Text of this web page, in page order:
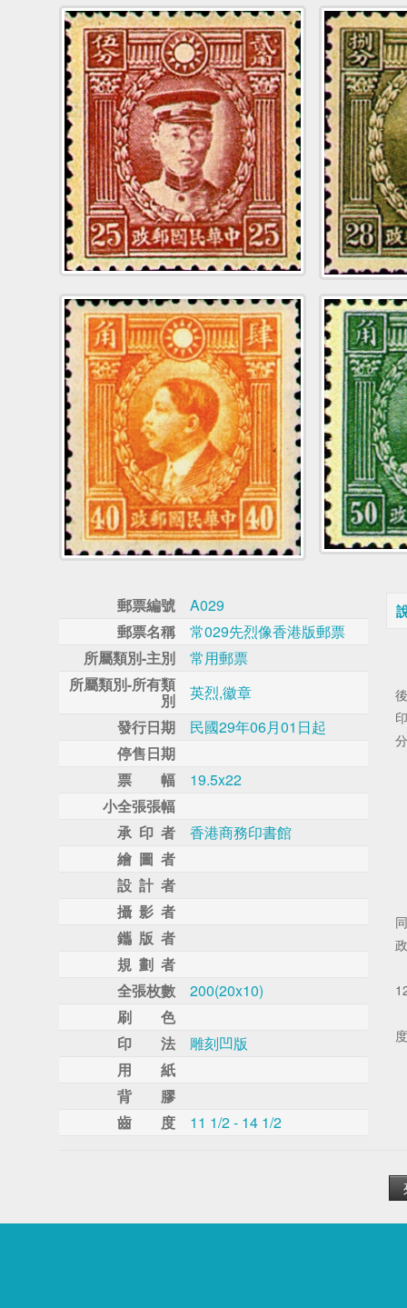
郵票編號
A029
郵票名稱
常029先烈像香港版郵票
所屬類別-主別
常用郵票
所屬類別-所有類
別
英烈,徽章
發行日期
民國29年06月01日起
停售日期
票 幅
19.5x22
小全張張幅
承 印 者
香港商務印書館
繪 圖 者
設 計 者
攝 影 者
鑴 版 者
規 劃 者
全張枚數
200(20x10)
刷 色
印 法
雕刻凹版
用 紙
背 膠
齒 度
11 1/2 - 14 1/2